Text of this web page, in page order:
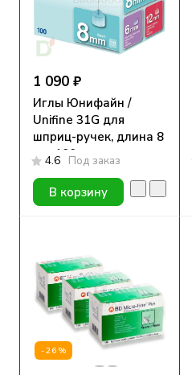
1 090 ₽
Иглы Юнифайн /
Unifine 31G для
шприц-ручек, длина 8
мм, 100 шт.
4.6 Под заказ
В корзину
-26%